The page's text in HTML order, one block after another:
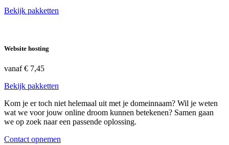
Bekijk pakketten
Website hosting
vanaf€ 7,45
Bekijk pakketten
Kom je er toch niet helemaal uit met je domeinnaam? Wil je weten
wat we voor jouw online droom kunnen betekenen? Samen gaan
we op zoek naar een passende oplossing.
Contact opnemen